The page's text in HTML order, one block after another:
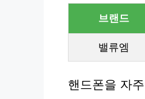
브랜드
밸류엠
핸드폰을 자